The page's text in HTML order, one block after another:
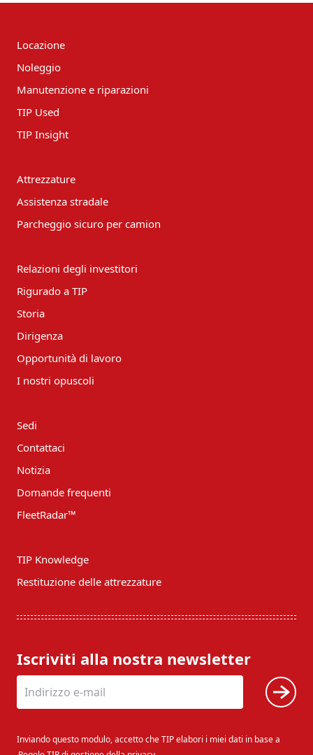
Locazione
Noleggio
Manutenzione e riparazioni
TIP Used
TIP Insight
Attrezzature
Assistenza stradale
Parcheggio sicuro per camion
Relazioni degli investitori
Rigurado a TIP
Storia
Dirigenza
Opportunità di lavoro
I nostri opuscoli
Sedi
Contattaci
Notizia
Domande frequenti
FleetRadar™
TIP Knowledge
Restituzione delle attrezzature
Iscriviti alla nostra newsletter
Inviando questo modulo, accetto che TIP elabori i miei dati in base a